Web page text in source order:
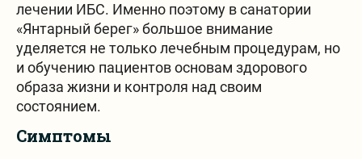
лечении ИБС. Именно поэтому в санатории
«Янтарный берег» большое внимание
уделяется не только лечебным процедурам, но
и обучению пациентов основам здорового
образа жизни и контроля над своим
состоянием.
Симптомы